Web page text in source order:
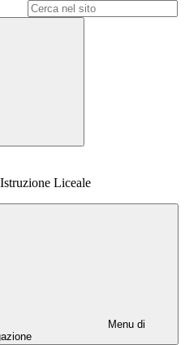
Liceale
Menu di